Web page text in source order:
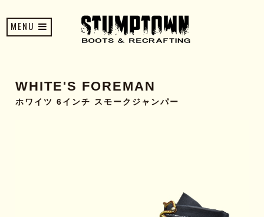
MENU
WHITE'S FOREMAN
ホワイツ 6インチ スモークジャンパー